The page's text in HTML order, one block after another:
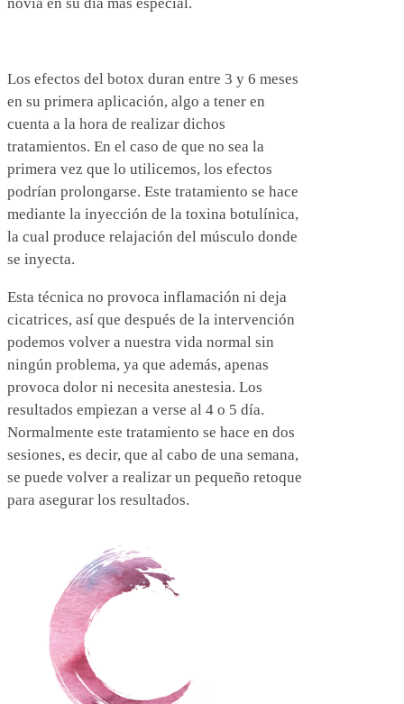
Los efectos del botox duran entre 3 y 6 meses
en su primera aplicación, algo a tener en
cuenta a la hora de realizar dichos
tratamientos. En el caso de que no sea la
primera vez que lo utilicemos, los efectos
podrían prolongarse. Este tratamiento se hace
mediante la inyección de la toxina botulínica,
la cual produce relajación del músculo donde
se inyecta.
Esta técnica no provoca inflamación ni deja
cicatrices, así que después de la intervención
podemos volver a nuestra vida normal sin
ningún problema, ya que además, apenas
provoca dolor ni necesita anestesia. Los
resultados empiezan a verse al 4 o 5 día.
Normalmente este tratamiento se hace en dos
sesiones, es decir, que al cabo de una semana,
se puede volver a realizar un pequeño retoque
para asegurar los resultados.